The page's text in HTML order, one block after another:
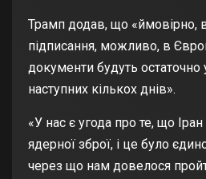
Трамп додав, що «ймовірно,
підписання, можливо, в
документи будуть остаточно
наступних кількох днів».
«У нас є угода про те, що
ядерної зброї, і це було
через що нам довелося